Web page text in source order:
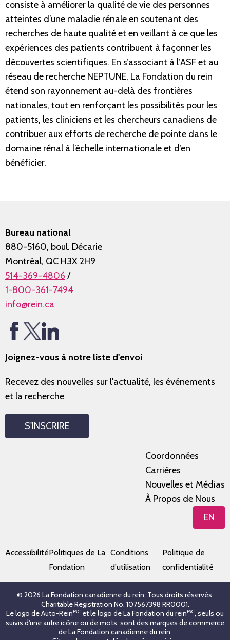
consiste à améliorer la qualité de vie des personnes
atteintes d’une maladie rénale en soutenant des
recherches de haute qualité et en veillant à ce que les
expériences des patients contribuent à façonner les
découvertes scientifiques. En s’associant à l’ASF et au
réseau de recherche NEPTUNE, La Fondation du rein
étend son rayonnement au-delà des frontières
nationales, tout en renforçant les possibilités pour les
patients, les cliniciens et les chercheurs canadiens de
contribuer aux efforts de recherche de pointe dans le
domaine rénal à l’échelle internationale et d’en
bénéficier.
Bureau national
880-5160, boul. Décarie
Montréal, QC H3X 2H9
514-369-4806 /
1-800-361-7494
info@rein.ca
Joignez-vous à notre liste d'envoi
Recevez des nouvelles sur l'actualité, les événements
et la recherche
S'INSCRIRE
Coordonnées
Carrières
Nouvelles et Médias
À Propos de Nous
EN
AccessibilitéPolitiques de La
Fondation
Conditions
d'utilisation
Politique de
confidentialité
© 2026 La Fondation canadienne du rein. Tous droits réservés.
Charitable Registration No. 107567398 RR0001.
Le logo de Auto-ReinMC et le logo de La Fondation du reinMC, seuls ou
suivis d'une autre icône ou de mots, sont des marques de commerce
de La Fondation canadienne du rein.